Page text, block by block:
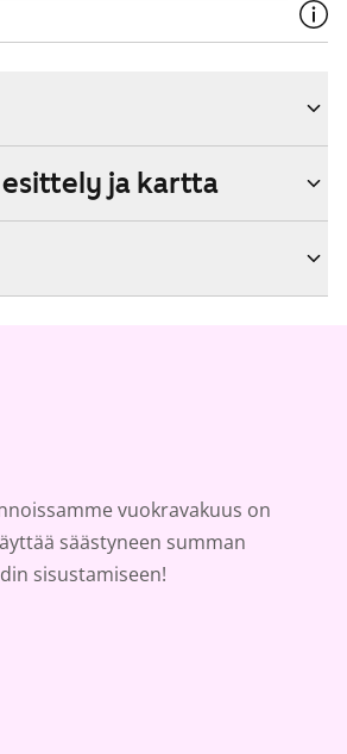
ja kartta
vuokravakuus on
säästyneen summan
sisustamiseen!